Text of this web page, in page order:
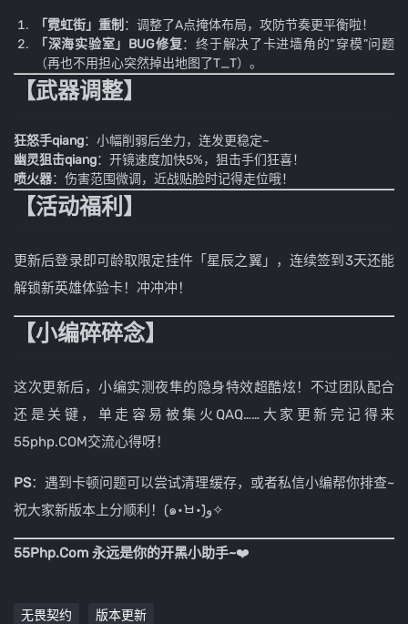
「霓虹街」重制 ：调整了A点掩体布局，攻防节奏更平衡啦！
「深海实验室」BUG修复：终于解决了卡进墙角的“穿模”问题
（再也不用担心突然掉出地图了T_T）。
【武器调整】
狂怒手qiang：小幅削弱后坐力，连发更稳定~
幽灵狙击qiang：开镜速度加快5%，狙击手们狂喜！
喷火器：伤害范围微调，近战贴脸时记得走位哦！
【活动福利】
更新后登录即可龄取限定挂件「星辰之翼」，连续签到3天还能
解锁新英雄体验卡！冲冲冲！
【小编碎碎念】
这次更新后，小编实测夜隼的隐身特效超酷炫！不过团队配合
还是关键，单走容易被集火QAQ……大家更新完记得来
55php.COM交流心得呀！
PS：遇到卡顿问题可以尝试清理缓存，或者私信小编帮你排查~
祝大家新版本上分顺利！(๑•̀ㅂ•́)و✧
55Php.Com 永远是你的开黑小助手~❤️
无畏契约 版本更新